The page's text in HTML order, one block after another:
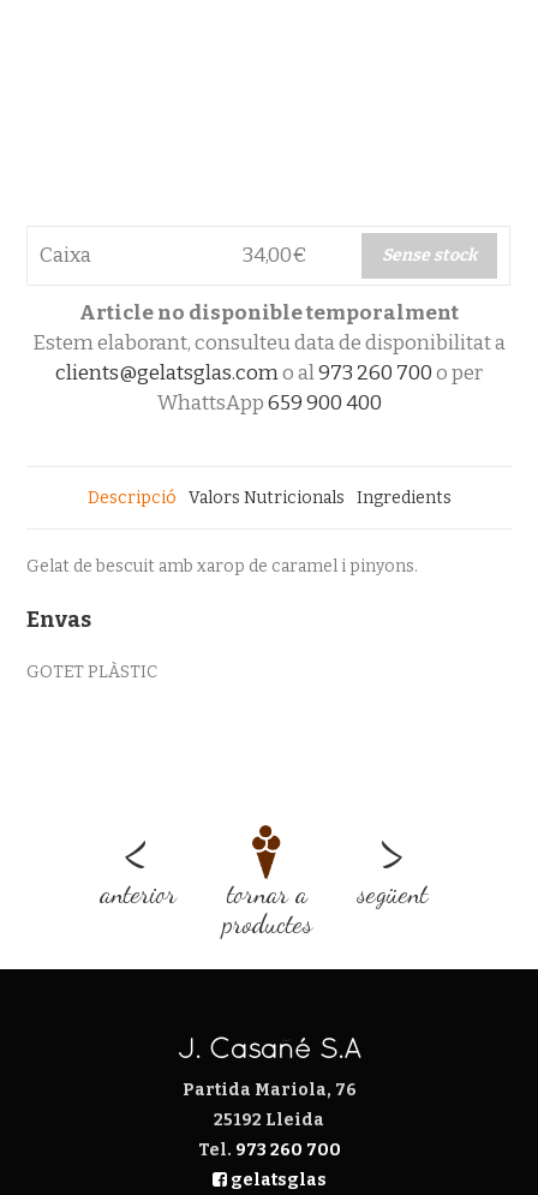
Caixa 34,00€ Sense stock
Article no disponible temporalment
Estem elaborant, consulteu data de disponibilitat a
clients@gelatsglas.como al973 260 700o per
WhattsApp659 900 400
Descripció Valors Nutricionals Ingredients
Gelat de bescuit amb xarop de caramel i pinyons.
Envas
GOTET PLÀSTIC
<
anterior
tornar a
productes
>
següent
J. Casañé S.A
Partida Mariola, 76
25192 Lleida
Tel. 973 260 700
gelatsglas